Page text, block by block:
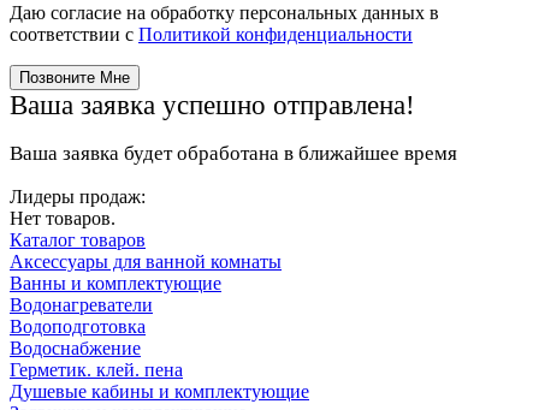
Даю согласие на обработку персональных данных в
соответствии с Политикой конфиденциальности
Ваша заявка успешно отправлена!
Ваша заявка будет обработана в ближайшее время
Лидеры продаж:
Нет товаров.
Каталог товаров
Аксессуары для ванной комнаты
Ванны и комплектующие
Водонагреватели
Водоподготовка
Водоснабжение
Герметик. клей. пена
Душевые кабины и комплектующие